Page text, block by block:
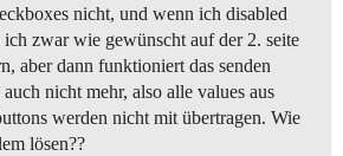
nicht, und wenn ich disabled
zwar wie gewünscht auf der 2. seite
aber dann funktioniert das senden
nicht mehr, also alle values aus
werden nicht mit übertragen. Wie
lösen??